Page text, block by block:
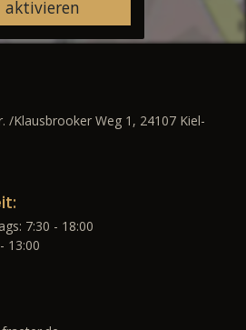
aktivieren
/Klausbrooker Weg 1, 24107 Kiel-
7:30 - 18:00
13:00